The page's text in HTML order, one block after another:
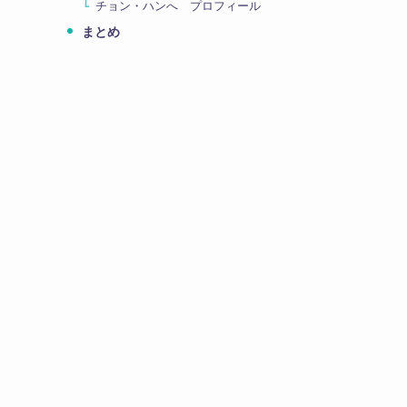
チョン・ハンへ プロフィール
まとめ